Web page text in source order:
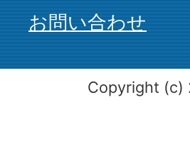
お問い合わせ
Copyright (c)